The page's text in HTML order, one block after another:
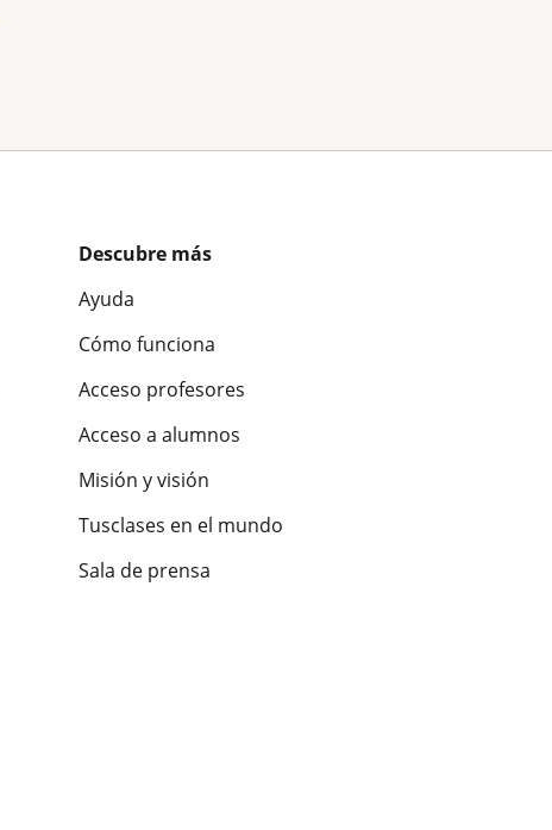
Descubre más
Ayuda
Cómo funciona
Acceso profesores
Acceso a alumnos
Misión y visión
Tusclases en el mundo
Sala de prensa